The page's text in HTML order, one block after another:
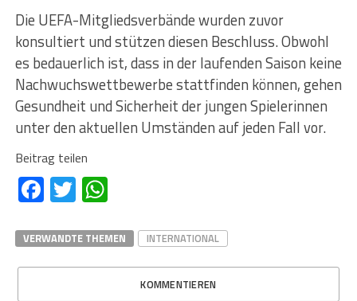
Die UEFA-Mitgliedsverbände wurden zuvor
konsultiert und stützen diesen Beschluss. Obwohl
es bedauerlich ist, dass in der laufenden Saison keine
Nachwuchswettbewerbe stattfinden können, gehen
Gesundheit und Sicherheit der jungen Spielerinnen
unter den aktuellen Umständen auf jeden Fall vor.
Beitrag teilen
Facebook
TwitterWhatsApp
VERWANDTE THEMEN INTERNATIONAL
KOMMENTIEREN